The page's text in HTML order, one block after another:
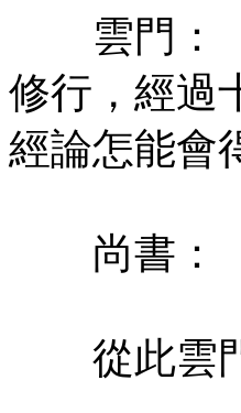
雲門：「
修行，經過
經論怎能會
尚書：「
從此雲門